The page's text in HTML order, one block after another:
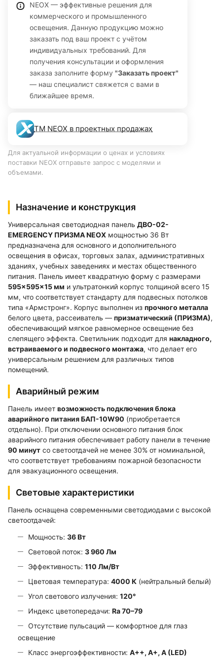
NEOX — эффективные решения для
коммерческого и промышленного
освещения. Данную продукцию можно
заказать под ваш проект с учётом
индивидуальных требований. Для
получения консультации и оформления
заказа заполните форму "Заказать проект"
— наш специалист свяжется с вами в
ближайшее время.
ТМ NEOX в проектных продажах
Для актуальной информации о ценах и условиях
поставки NEOX отправьте запрос с моделями и
объемами.
Назначение и конструкция
Универсальная светодиодная панель ДВО-02-
EMERGENCY ПРИЗМА NEOX мощностью 36 Вт
предназначена для основного и дополнительного
освещения в офисах, торговых залах, административных
зданиях, учебных заведениях и местах общественного
питания. Панель имеет квадратную форму с размерами
595×595×15 мм и ультратонкий корпус толщиной всего 15
мм, что соответствует стандарту для подвесных потолков
типа «Армстронг». Корпус выполнен из прочного металла
белого цвета, рассеиватель — призматический (ПРИЗМА),
обеспечивающий мягкое равномерное освещение без
слепящего эффекта. Светильник подходит для накладного,
встраиваемого и подвесного монтажа, что делает его
универсальным решением для различных типов
помещений.
Аварийный режим
Панель имеет возможность подключения блока
аварийного питания БАП-10W90 (приобретается
отдельно). При отключении основного питания блок
аварийного питания обеспечивает работу панели в течение
90 минут со светоотдачей не менее 30% от номинальной,
что соответствует требованиям пожарной безопасности
для эвакуационного освещения.
Световые характеристики
Панель оснащена современными светодиодами с высокой
светоотдачей:
Мощность: 36 Вт
Световой поток: 3 960 Лм
Эффективность: 110 Лм/Вт
Цветовая температура: 4000 К (нейтральный белый)
Угол светового излучения: 120°
Индекс цветопередачи: Ra 70–79
Отсутствие пульсаций — комфортное для глаз
освещение
Класс энергоэффективности: A++, A+, A (LED)